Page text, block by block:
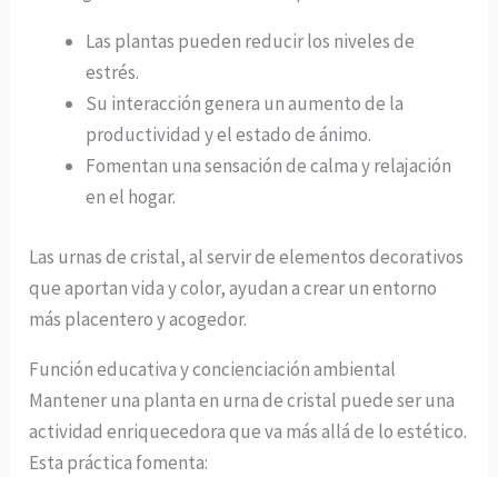
Las plantas pueden reducir los niveles de
estrés.
Su interacción genera un aumento de la
productividad y el estado de ánimo.
Fomentan una sensación de calma y relajación
en el hogar.
Las urnas de cristal, al servir de elementos decorativos
que aportan vida y color, ayudan a crear un entorno
más placentero y acogedor.
Función educativa y concienciación ambiental
Mantener una planta en urna de cristal puede ser una
actividad enriquecedora que va más allá de lo estético.
Esta práctica fomenta: